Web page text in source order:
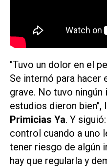
"Tuvo un dolor en el
Se internó para hacer
grave. No tuvo
estudios dieron bien",
Primicias Ya. Y
control cuando a uno
tener riesgo de algún
hay que regularla y